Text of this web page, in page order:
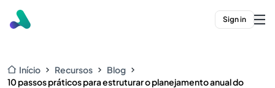
Sign in
Início Recursos
Blog
10 passos práticos para estruturar o planejamento anual do